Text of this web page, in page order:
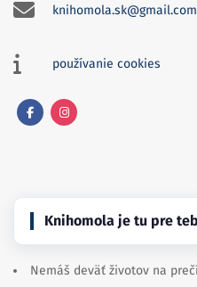
knihomola.sk@gmail.com
používanie cookies
Knihomola je tu pre
Nemáš deväť životov na